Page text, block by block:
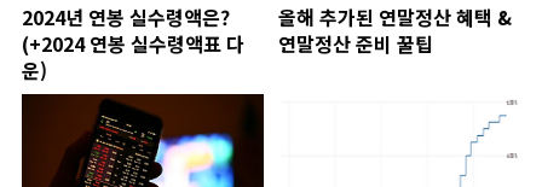
2024년 연봉 실수령액은?
(+2024 연봉 실수령액표 다
운)
올해 추가된 연말정산 혜택 &
연말정산 준비 꿀팁